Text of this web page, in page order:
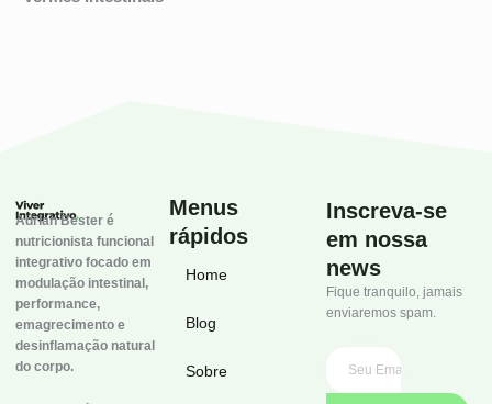
Adrian Bester é
nutricionista funcional
integrativo focado em
modulação intestinal,
performance,
emagrecimento e
desinflamação natural
do corpo.
Menus
rápidos
Home
Blog
Sobre
Inscreva-se
em nossa
news
Fique tranquilo, jamais
enviaremos spam.